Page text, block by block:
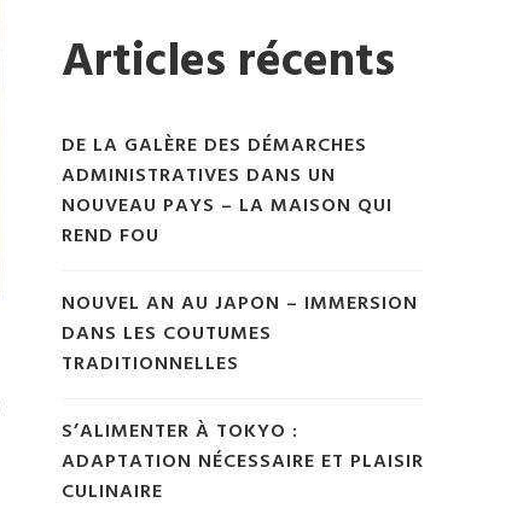
Articles récents
DE LA GALÈRE DES DÉMARCHES
ADMINISTRATIVES DANS UN
NOUVEAU PAYS – LA MAISON QUI
REND FOU
NOUVEL AN AU JAPON – IMMERSION
DANS LES COUTUMES
TRADITIONNELLES
S’ALIMENTER À TOKYO :
ADAPTATION NÉCESSAIRE ET PLAISIR
CULINAIRE